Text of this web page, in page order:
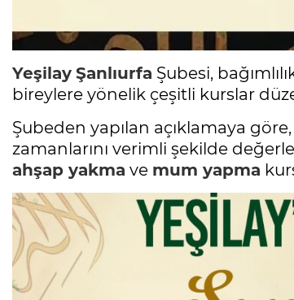
Yeşilay Şanlıurfa Şubesi,
bireylere yönelik çeşitli kurslar
Şubeden yapılan açıklamaya
zamanlarını verimli şekilde
ahşap yakma ve mum yapma